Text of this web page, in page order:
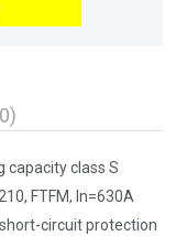
capacity class S
FTFM, In=630A
circuit protection